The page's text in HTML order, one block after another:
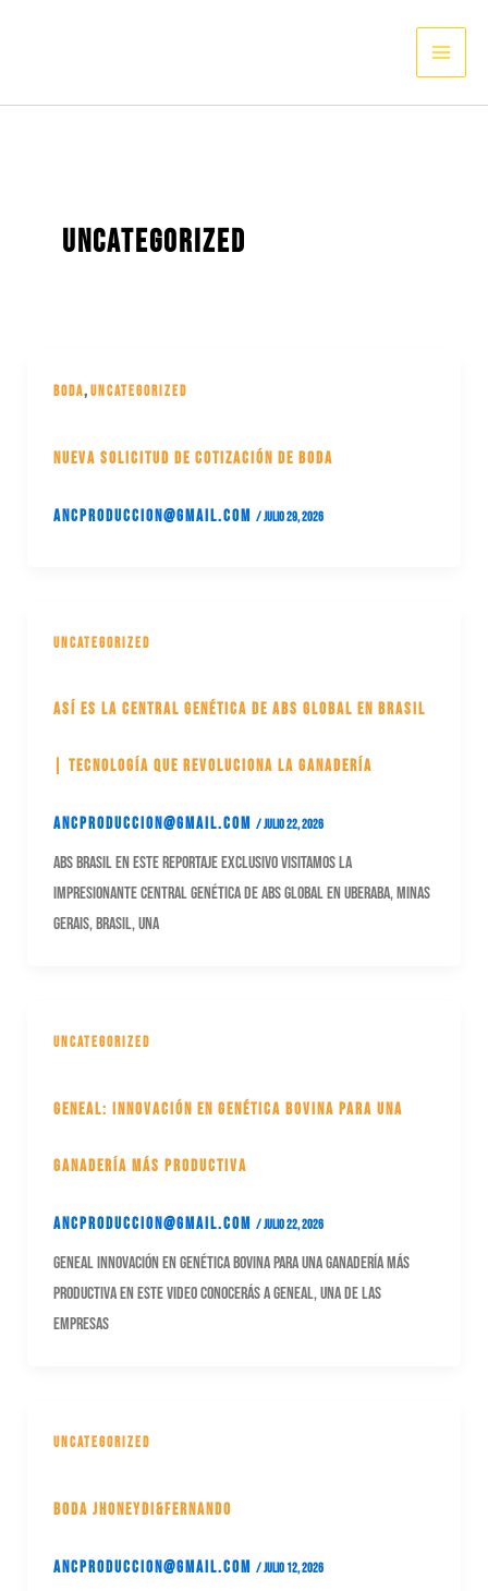
UNCATEGORIZED
Boda, Uncategorized
Nueva solicitud de Cotización de Boda
ancproduccion@gmail.com /julio 29, 2026
Uncategorized
Así es la Central Genética de ABS Global en Brasil
| Tecnología que Revoluciona la Ganadería
ancproduccion@gmail.com /julio 22, 2026
ABS Brasil En este reportaje exclusivo visitamos la
impresionante Central Genética de ABS Global en Uberaba, Minas
Gerais, Brasil, una
Uncategorized
Geneal: Innovación en Genética Bovina para una
Ganadería Más Productiva
ancproduccion@gmail.com /julio 22, 2026
Geneal Innovación en Genética Bovina para una Ganadería Más
Productiva En este video conocerás a Geneal, una de las
empresas
Uncategorized
Boda Jhoneydi&Fernando
ancproduccion@gmail.com /julio 12, 2026